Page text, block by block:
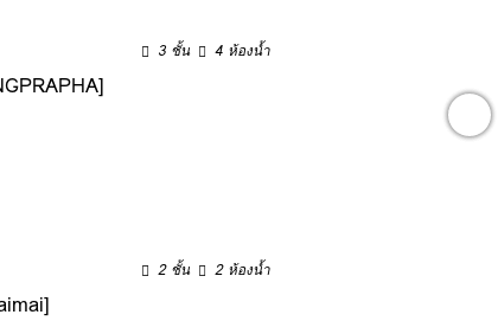
3 ชั้น 4 ห้องน้ำ
2 ชั้น 2 ห้องน้ำ